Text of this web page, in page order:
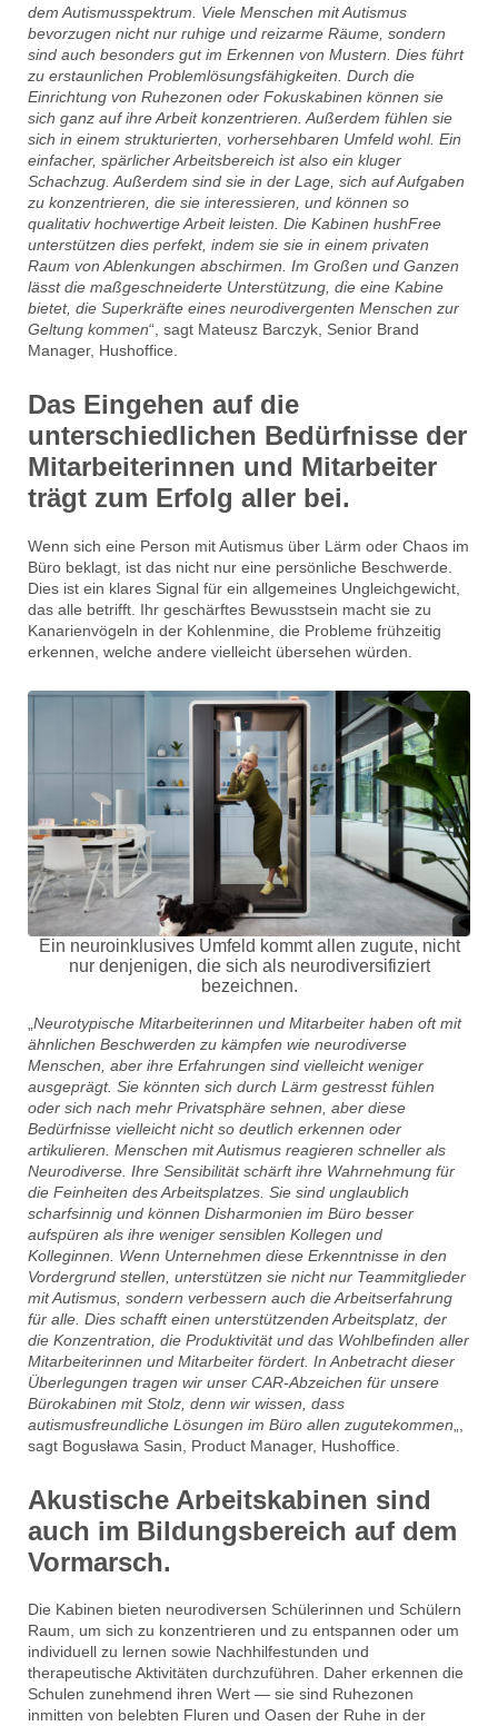
dem Autismusspektrum. Viele Menschen mit Autismus
bevorzugen nicht nur ruhige und reizarme Räume, sondern
sind auch besonders gut im Erkennen von Mustern. Dies führt
zu erstaunlichen Problemlösungsfähigkeiten. Durch die
Einrichtung von Ruhezonen oder Fokuskabinen können sie
sich ganz auf ihre Arbeit konzentrieren. Außerdem fühlen sie
sich in einem strukturierten, vorhersehbaren Umfeld wohl. Ein
einfacher, spärlicher Arbeitsbereich ist also ein kluger
Schachzug. Außerdem sind sie in der Lage, sich auf Aufgaben
zu konzentrieren, die sie interessieren, und können so
qualitativ hochwertige Arbeit leisten. Die Kabinen hushFree
unterstützen dies perfekt, indem sie sie in einem privaten
Raum von Ablenkungen abschirmen. Im Großen und Ganzen
lässt die maßgeschneiderte Unterstützung, die eine Kabine
bietet, die Superkräfte eines neurodivergenten Menschen zur
Geltung kommen“, sagt Mateusz Barczyk, Senior Brand
Manager, Hushoffice.
Das Eingehen auf die
unterschiedlichen Bedürfnisse der
Mitarbeiterinnen und Mitarbeiter
trägt zum Erfolg aller bei.
Wenn sich eine Person mit Autismus über Lärm oder Chaos im
Büro beklagt, ist das nicht nur eine persönliche Beschwerde.
Dies ist ein klares Signal für ein allgemeines Ungleichgewicht,
das alle betrifft. Ihr geschärftes Bewusstsein macht sie zu
Kanarienvögeln in der Kohlenmine, die Probleme frühzeitig
erkennen, welche andere vielleicht übersehen würden.
Ein neuroinklusives Umfeld kommt allen zugute, nicht
nur denjenigen, die sich als neurodiversifiziert
bezeichnen.
Neurotypische Mitarbeiterinnen und Mitarbeiter haben oft mit
ähnlichen Beschwerden zu kämpfen wie neurodiverse
Menschen, aber ihre Erfahrungen sind vielleicht weniger
ausgeprägt. Sie könnten sich durch Lärm gestresst fühlen
oder sich nach mehr Privatsphäre sehnen, aber diese
Bedürfnisse vielleicht nicht so deutlich erkennen oder
artikulieren. Menschen mit Autismus reagieren schneller als
Neurodiverse. Ihre Sensibilität schärft ihre Wahrnehmung für
die Feinheiten des Arbeitsplatzes. Sie sind unglaublich
scharfsinnig und können Disharmonien im Büro besser
aufspüren als ihre weniger sensiblen Kollegen und
Kolleginnen. Wenn Unternehmen diese Erkenntnisse in den
Vordergrund stellen, unterstützen sie nicht nur Teammitglieder
mit Autismus, sondern verbessern auch die Arbeitserfahrung
für alle. Dies schafft einen unterstützenden Arbeitsplatz, der
die Konzentration, die Produktivität und das Wohlbefinden aller
Mitarbeiterinnen und Mitarbeiter fördert. In Anbetracht dieser
Überlegungen tragen wir unser CAR-Abzeichen für unsere
Bürokabinen mit Stolz, denn wir wissen, dass
autismusfreundliche Lösungen im Büro allen zugutekommen
sagt Bogusława Sasin, Product Manager, Hushoffice.
Akustische Arbeitskabinen sind
auch im Bildungsbereich auf dem
Vormarsch.
Die Kabinen bieten neurodiversen Schülerinnen und Schülern
Raum, um sich zu konzentrieren und zu entspannen oder um
individuell zu lernen sowie Nachhilfestunden und
therapeutische Aktivitäten durchzuführen. Daher erkennen die
Schulen zunehmend ihren Wert — sie sind Ruhezonen
inmitten von belebten Fluren und Oasen der Ruhe in der